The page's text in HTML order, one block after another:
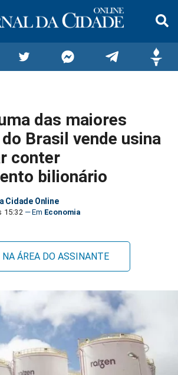
no
Twitter
no
Messenger
no
das maiores
Brasil vende usina
conter
bilionário
Cidade Online
15:32 Economia
NA ÁREA DO ASSINANTE